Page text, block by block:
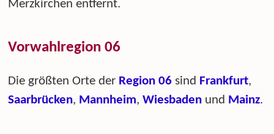
Merzkirchen entfernt.
Vorwahlregion 06
Die größten Orte der Region 06 sind Frankfurt,
Saarbrücken, Mannheim,Wiesbaden und Mainz.